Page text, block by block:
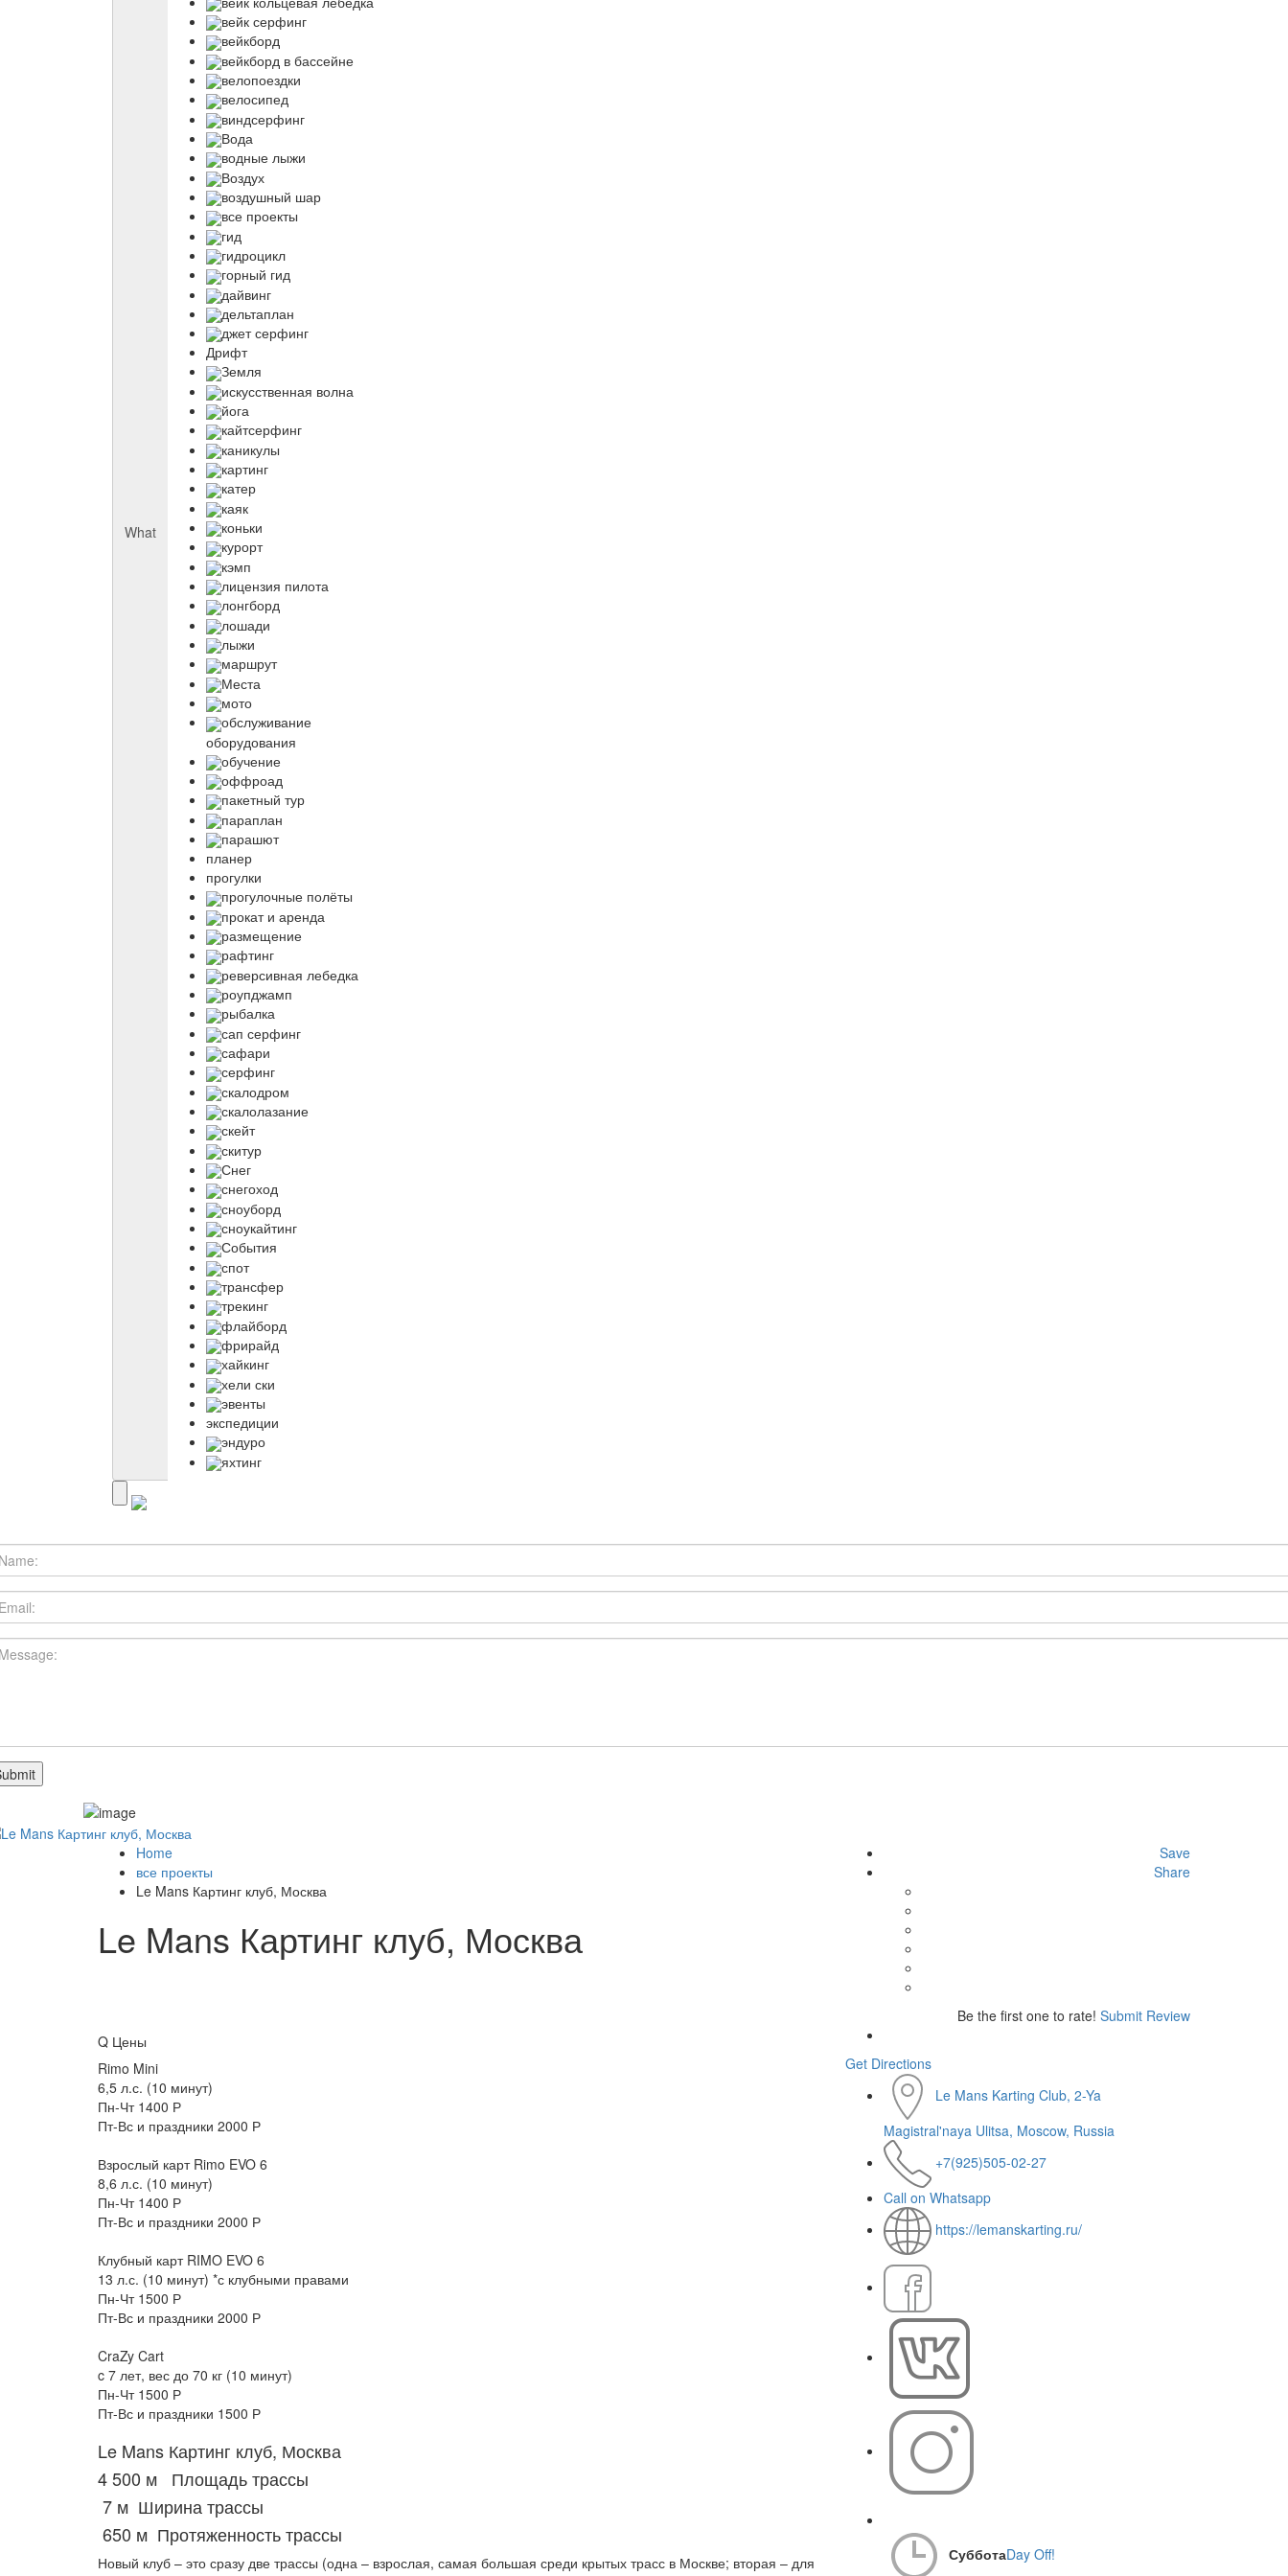
What
вейк серфинг
вейкборд
вейкборд в бассейне
велопоездки
велосипед
виндсерфинг
Вода
водные лыжи
Воздух
воздушный шар
все проекты
гид
гидроцикл
горный гид
дайвинг
дельтаплан
джет серфинг
Дрифт
Земля
искусственная волна
йога
кайтсерфинг
каникулы
картинг
катер
каяк
коньки
курорт
кэмп
лицензия пилота
лонгборд
лошади
лыжи
маршрут
Места
мото
обслуживание
оборудования
обучение
оффроад
пакетный тур
параплан
парашют
планер
прогулки
прогулочные полёты
прокат и аренда
размещение
рафтинг
реверсивная лебедка
роупджамп
рыбалка
сап серфинг
сафари
серфинг
скалодром
скалолазание
скейт
скитур
Снег
снегоход
сноуборд
сноукайтинг
События
спот
трансфер
трекинг
флайборд
фрирайд
хайкинг
хели ски
эвенты
экспедиции
эндуро
яхтинг
Home
все проекты
Le Mans Картинг клуб, Москва
Le Mans Картинг клуб, Москва
Save
Share
Be the first one to rate! Submit Review
Q Цены
Rimo Mini
6,5 л.с. (10 минут)
Пн-Чт 1400 Р
Пт-Вс и праздники 2000 Р
Взрослый карт Rimo EVO 6
8,6 л.с. (10 минут)
Пн-Чт 1400 Р
Пт-Вс и праздники 2000 Р
Клубный карт RIMO EVO 6
13 л.с. (10 минут) *с клубными правами
Пн-Чт 1500 Р
Пт-Вс и праздники 2000 Р
CraZy Cart
c 7 лет, вес до 70 кг (10 минут)
Пн-Чт 1500 Р
Пт-Вс и праздники 1500 Р
Le Mans Картинг клуб, Москва
4 500 м Площадь трассы
7 м Ширина трассы
650 м Протяженность трассы
Новый клуб – это сразу две трассы (одна – взрослая, самая большая среди крытых трасс в Москве; вторая – для
Get Directions
Le Mans Karting Club, 2-Ya
Magistral'naya Ulitsa, Moscow, Russia
+7(925)505-02-27
Call on Whatsapp
https://lemanskarting.ru/
СубботаDay Off!